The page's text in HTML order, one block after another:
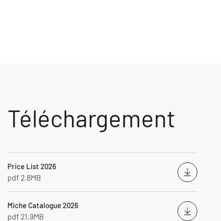
Téléchargement
Price List 2026
pdf 2.8MB
Miche Catalogue 2026
pdf 21.9MB